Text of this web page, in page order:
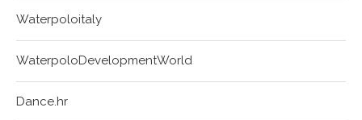
Waterpoloitaly
WaterpoloDevelopmentWorld
Dance.hr